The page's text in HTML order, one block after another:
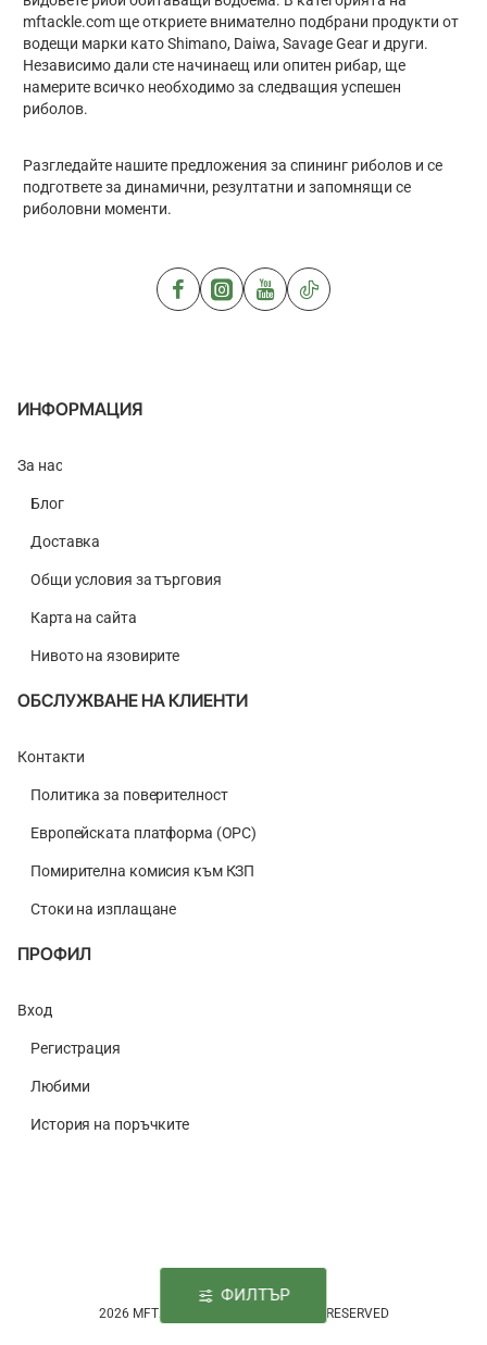
mftackle.com ще откриете внимателно подбрани продукти от
водещи марки като Shimano, Daiwa, Savage Gear и други.
Независимо дали сте начинаещ или опитен рибар, ще
намерите всичко необходимо за следващия успешен
риболов.
Разгледайте нашите предложения за спининг риболов и се
подгответе за динамични, резултатни и запомнящи се
риболовни моменти.
ИНФОРМАЦИЯ
За нас
Блог
Доставка
Общи условия за търговия
Карта на сайта
Нивото на язовирите
ОБСЛУЖВАНЕ НА КЛИЕНТИ
Контакти
Политика за поверителност
Европейската платформа (ОРС)
Помирителна комисия към КЗП
Стоки на изплащане
ПРОФИЛ
Вход
Регистрация
Любими
История на поръчките
2026 MFTACKLE.COM © | ALL RIGHTS RESERVED
ФИЛТЪР